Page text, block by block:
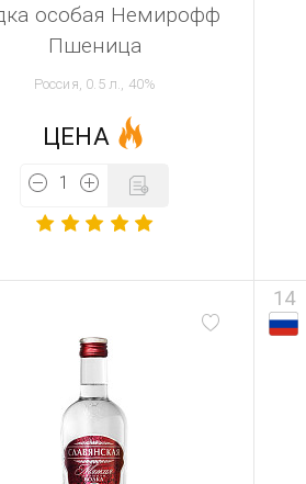
особая Немирофф
Пшеница
Россия, 0.5 л., 40%
ЦЕНА
14